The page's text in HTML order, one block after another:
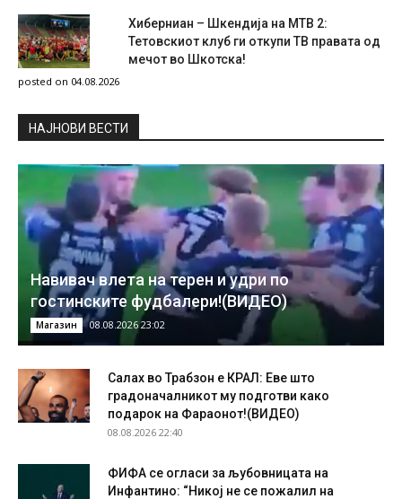
Хиберниан – Шкендија на МТВ 2:
Тетовскиот клуб ги откупи ТВ правата од
мечот во Шкотска!
posted on 04.08.2026
НAЈНОВИ ВЕСТИ
Навивач влета на терен и удри по
гостинските фудбалери!(ВИДЕО)
Магазин 08.08.2026 23:02
Салах во Трабзон е КРАЛ: Еве што
градоначалникот му подготви како
подарок на Фараонот!(ВИДЕО)
08.08.2026 22:40
ФИФА се огласи за љубовницата на
Инфантино: “Никој не се пожалил на